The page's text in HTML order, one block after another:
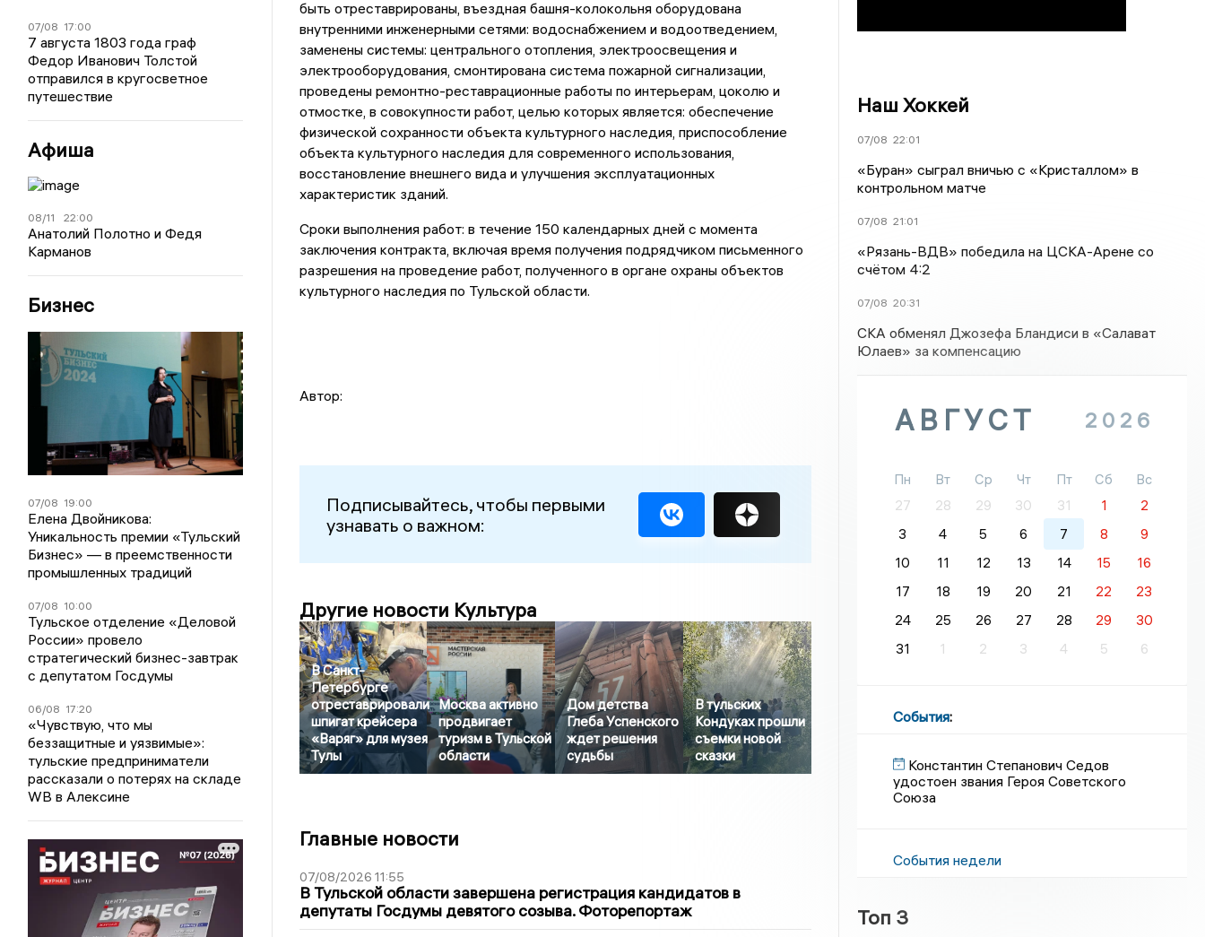
07/08 17:00
7 августа 1803 года граф
Федор Иванович Толстой
отправился в кругосветное
путешествие
Афиша
08/11 22:00
Анатолий Полотно и Федя
Карманов
Бизнес
07/08 19:00
Елена Двойникова:
Уникальность премии «Тульский
Бизнес» — в преемственности
промышленных традиций
07/08 10:00
Тульское отделение «Деловой
России» провело
стратегический бизнес-завтрак
с депутатом Госдумы
06/08 17:20
«Чувствую, что мы
беззащитные и уязвимые»:
тульские предприниматели
рассказали о потерях на складе
WB в Алексине
быть отреставрированы, въездная башня-колокольня оборудована
внутренними инженерными сетями: водоснабжением и водоотведением,
заменены системы: центрального отопления, электроосвещения и
электрооборудования, смонтирована система пожарной сигнализации,
проведены ремонтно-реставрационные работы по интерьерам, цоколю и
отмостке, в совокупности работ, целью которых является: обеспечение
физической сохранности объекта культурного наследия, приспособление
объекта культурного наследия для современного использования,
восстановление внешнего вида и улучшения эксплуатационных
характеристик зданий.
Сроки выполнения работ: в течение 150 календарных дней с момента
заключения контракта, включая время получения подрядчиком письменного
разрешения на проведение работ, полученного в органе охраны объектов
культурного наследия по Тульской области.
Автор:
Подписывайтесь, чтобы первыми
узнавать о важном:
Другие новости Культура
В Санкт-
Петербурге
отреставрировали
шпигат крейсера
«Варяг» для музея
Тулы
Москва активно
продвигает
туризм в Тульской
области
Дом детства
Глеба Успенского
ждет решения
судьбы
В тульских
Кондуках прошли
съемки новой
сказки
Главные новости
07/08/2026 11:55
В Тульской области завершена регистрация кандидатов в
депутаты Госдумы девятого созыва. Фоторепортаж
Наш Хоккей
07/08 22:01
«Буран» сыграл вничью с «Кристаллом» в
контрольном матче
07/08 21:01
«Рязань-ВДВ» победила на ЦСКА-Арене со
счётом 4:2
07/08 20:31
СКА обменял Джозефа Бландиси в «Салават
Юлаев» за компенсацию
АВГУСТ 2026
Пн Вт Ср Чт Пт Сб
Вс
27
28 29 30 31 1
2
3
4 5 6 7 8
9
10
11 12 13 14 15
16
17
18 19 20 21 22
23
24
25 26 27 28 29
30
31
1 2 3 4 5 6
События:
Константин Степанович Седов
удостоен звания Героя Советского
Союза
События недели
Топ 3